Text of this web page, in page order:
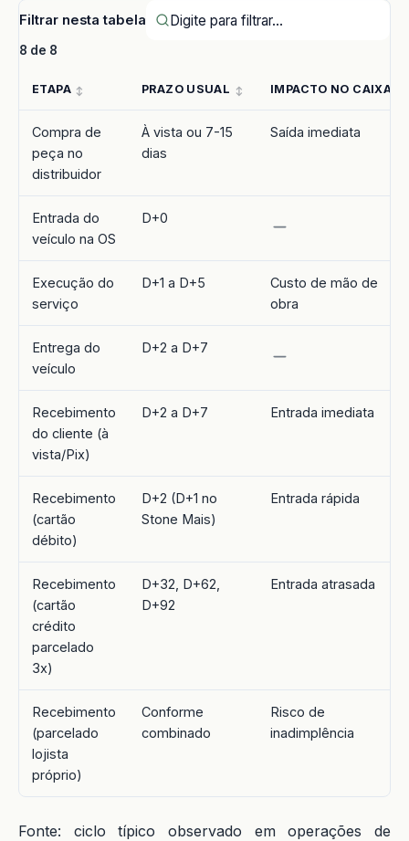
Filtrar nesta tabela
8 de 8
ETAPA PRAZO USUAL IMPACTO NO CAIXA
Compra de
peça no
distribuidor
À vista ou 7-15
dias
Saída imediata
Entrada do
veículo na OS
D+0
Execução do
serviço
D+1 a D+5
Custo de mão de
obra
Entrega do
veículo
D+2 a D+7
Recebimento
do cliente (à
vista/Pix)
D+2 a D+7 Entrada imediata
Recebimento
(cartão
débito)
D+2 (D+1 no
Stone Mais)
Entrada rápida
Recebimento
(cartão
crédito
parcelado
3x)
D+32, D+62,
D+92
Entrada atrasada
Recebimento
(parcelado
lojista
próprio)
Conforme
combinado
Risco de
inadimplência
Fonte: ciclo típico observado em operações de